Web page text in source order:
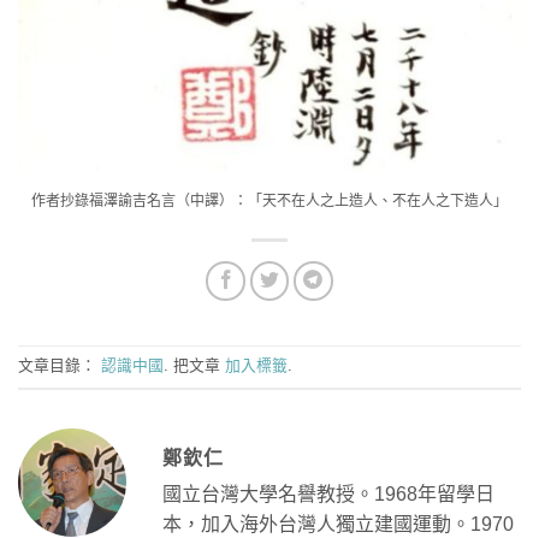
作者抄錄福澤諭吉名言（中譯）：「天不在人之上造人、不在人之下造人」
文章目錄： 認識中國 . 把文章 加入標籤.
鄭欽仁
國立台灣大學名譽教授。1968年留學日
本，加入海外台灣人獨立建國運動。1970